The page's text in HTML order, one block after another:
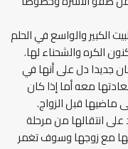
الكبير والواسع في الحلم
الكره والشحناء لها.
جديدا دل على أنها في
معه أما إذا كان
ماضيها قبل الزواج.
على انتقالها من مرحلة
مع زوجها وسوف تغمر